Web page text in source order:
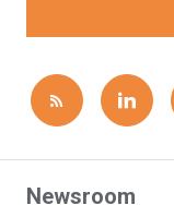
Newsroom